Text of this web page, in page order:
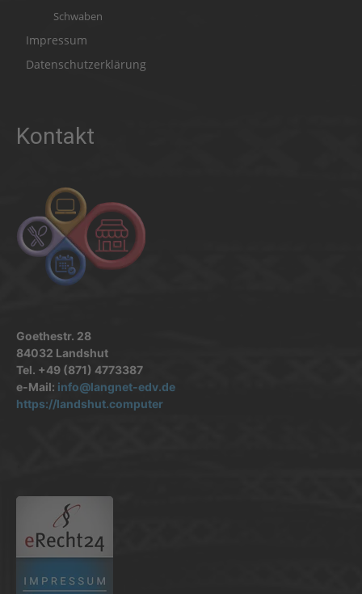
Schwaben
Impressum
Datenschutzerklärung
Kontakt
Goethestr. 28
84032 Landshut
Tel. +49 (871) 4773387
e-Mail: info@langnet-edv.de
https://landshut.computer